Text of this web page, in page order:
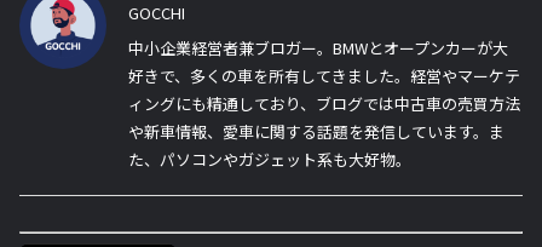
GOCCHI
中小企業経営者兼ブロガー。BMWとオープンカーが大
好きで、多くの車を所有してきました。経営やマーケテ
ィングにも精通しており、ブログでは中古車の売買方法
や新車情報、愛車に関する話題を発信しています。ま
た、パソコンやガジェット系も大好物。